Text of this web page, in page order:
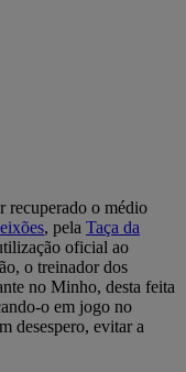
recuperado o médio
, pela Taça da
oficial ao
o treinador dos
no Minho, desta feita
o em jogo no
desespero, evitar a